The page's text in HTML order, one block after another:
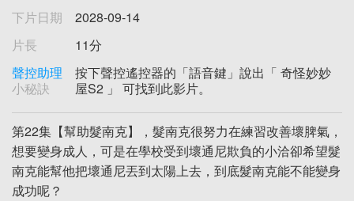
下片日期
2028-09-14
片長
11分
聲控助理
小秘訣
按下聲控遙控器的「語音鍵」說出「 奇怪妙妙
屋S2 」 可找到此影片。
第22集【幫助髮南克】，髮南克很努力在練習改善壞脾氣，
想要變身成人，可是在學校受到壞通尼欺負的小洽卻希望髮
南克能幫他把壞通尼丟到太陽上去，到底髮南克能不能變身
成功呢？